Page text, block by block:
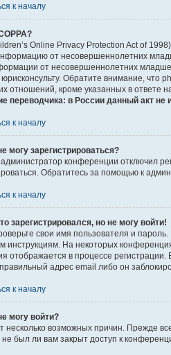
к началу
Online Privacy Protection Act of
от несовершеннолетних
от несовершеннолетних
Обратите внимание, что
отношений, кроме указанных в ответе
переводчика: в России данный акт
к началу
могу зарегистрироваться?
конференции отключил
Обратитесь за помощью к
к началу
зарегистрировался, но не могу войти!
свои имя пользователя и
инструкциям. На некоторых
отображается в процессе
адрес email либо он
к началу
могу войти?
несколько возможных причин. Прежде
не был ли вам закрыт доступ к